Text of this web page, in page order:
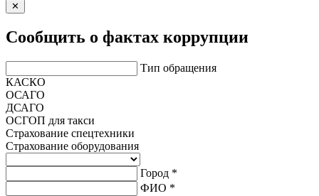
✕
Сообщить о фактах коррупции
Тип обращения
КАСКО
ОСАГО
ДСАГО
ОСГОП для такси
Страхование спецтехники
Страхование оборудования
Город *
ФИО *